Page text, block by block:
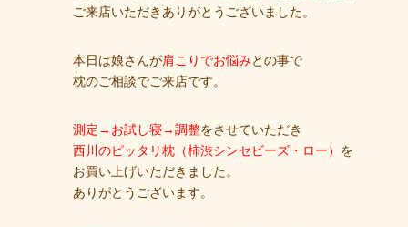
ご来店いただきありがとうございました。
本日は娘さんが肩こりでお悩みとの事で
枕のご相談でご来店です。
測定→お試し寝→調整をさせていただき
西川のピッタリ枕（柿渋シンセビーズ・ロー） を
お買い上げいただきました。
ありがとうございます。